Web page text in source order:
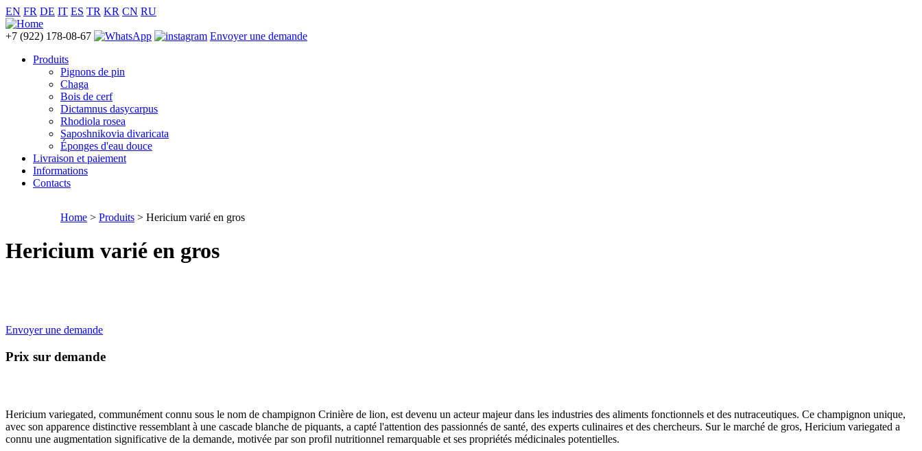
EN FR DE IT ES TR KR CN RU
+7 (922) 178-08-67
Envoyer une demande
Produits
Pignons de pin
Chaga
Bois de cerf
Dictamnus dasycarpus
Rhodiola rosea
Saposhnikovia divaricata
Éponges d'eau douce
Livraison et paiement
Informations
Contacts
Home > Produits > Hericium varié en gros
Hericium varié en gros
Envoyer une demande
Prix sur demande
Hericium variegated, communément connu sous le nom de champignon Crinière de lion, est devenu un acteur majeur dans les industries des aliments fonctionnels et des nutraceutiques. Ce champignon unique,
avec son apparence distinctive ressemblant à une cascade blanche de piquants, a capté l'attention des passionnés de santé, des experts culinaires et des chercheurs. Sur le marché de gros, Hericium variegated a
connu une augmentation significative de la demande, motivée par son profil nutritionnel remarquable et ses propriétés médicinales potentielles.